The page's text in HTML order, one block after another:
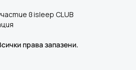
в isleep CLUB
права запазени.